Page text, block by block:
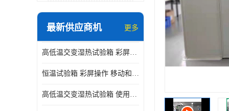
最新供应商机 更多
高低温交变湿热试验箱 彩屏操作 移动和放置方便
恒温试验箱 彩屏操作 移动和放置方便
高低温交变湿热试验箱 使用寿命长 优良外油漆